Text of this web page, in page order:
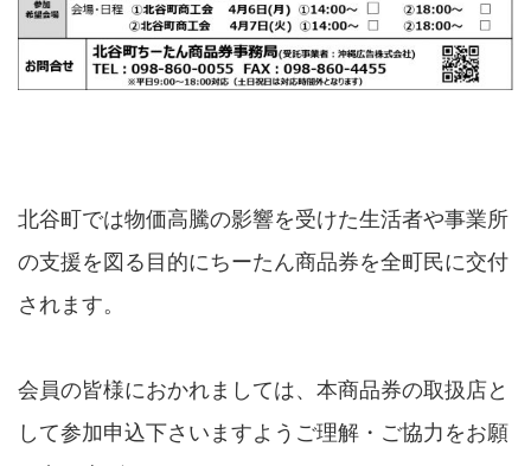
北谷町では物価高騰の影響を受けた生活者や事業所
の支援を図る目的にちーたん商品券を全町民に交付
されます。
会員の皆様におかれましては、本商品券の取扱店と
して参加申込下さいますようご理解・ご協力をお願